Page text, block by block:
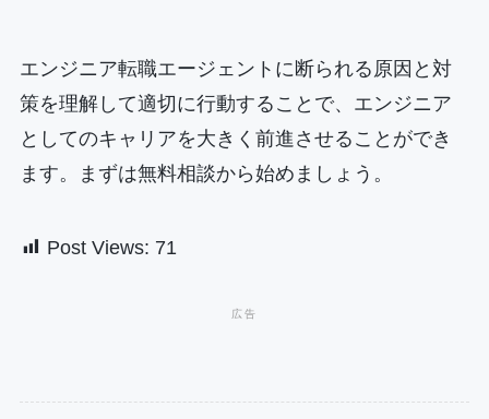
エンジニア転職エージェントに断られる原因と対
策を理解して適切に行動することで、エンジニア
としてのキャリアを大きく前進させることができ
ます。まずは無料相談から始めましょう。
Post Views: 71